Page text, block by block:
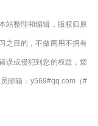
站整理和编辑，版权归原
之目的，不做商用不拥有
误或侵犯到您的权益，烦
邮箱：y569#qq.com（#